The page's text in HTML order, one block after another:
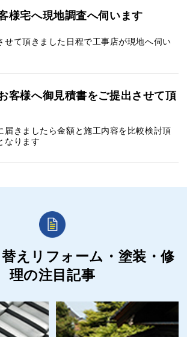
様宅へ現地調査へ伺います
せて頂きました日程で工事店が現地へ伺い
客様へ御見積書をご提出させて頂
届きましたら金額と施工内容を比較検討頂
なります
えリフォーム・塗装・修
理の注目記事